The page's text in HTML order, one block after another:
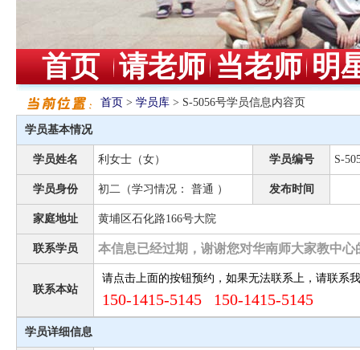
首页 请老师 当老师 明
首页 > 学员库 > S-5056号学员信息内容页
学员基本情况
学员姓名 利女士（女） 学员编号 S-
学员身份 初二（学习情况： 普通 ） 发布时间
家庭地址 黄埔区石化路166号大院
联系学员 本信息已经过期，谢谢您对华南师大家教中心
联系本站
请点击上面的按钮预约，如果无法联系上，请联系
150-1415-5145 150-1415-5145
学员详细信息